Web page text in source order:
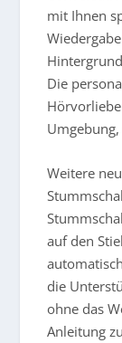
mit Ihnen
Die
Weitere
auf den
die
ohne das
Anleitung